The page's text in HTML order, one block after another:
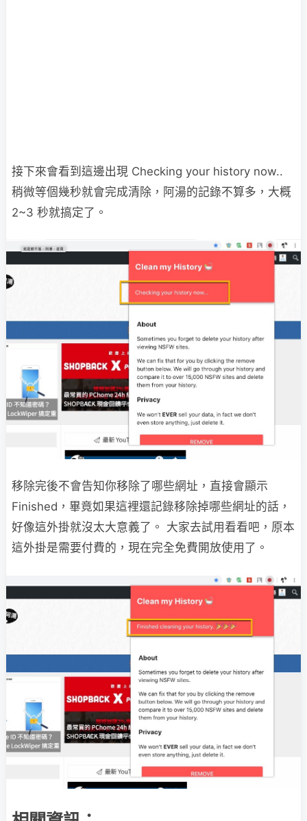
接下來會看到這邊出現 Checking your history now..
稍微等個幾秒就會完成清除，阿湯的記錄不算多，大概
2~3 秒就搞定了。
移除完後不會告知你移除了哪些網址，直接會顯示
Finished，畢竟如果這裡還記錄移除掉哪些網址的話，
好像這外掛就沒太大意義了。 大家去試用看看吧，原本
這外掛是需要付費的，現在完全免費開放使用了。